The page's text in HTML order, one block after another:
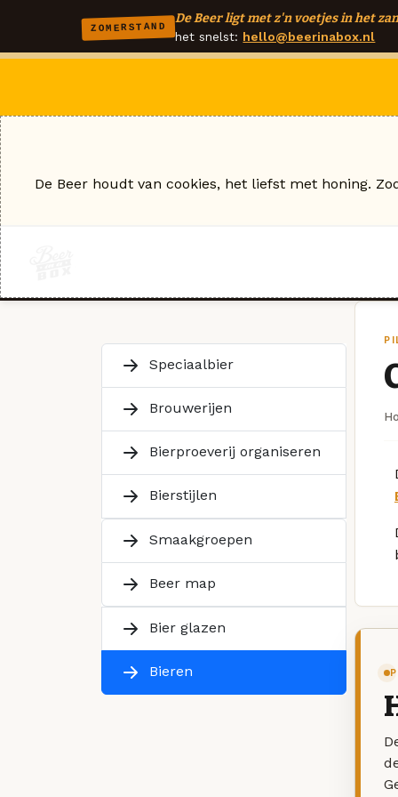
ZOMERSTAND
De Beer ligt met z'n voetjes in het
het snelst: hello@beerinabox.nl
Speciaalbier
Brouwerijen
Bierproeverij organiseren
Bierstijlen
Smaakgroepen
Beer map
Bier glazen
Bieren
De Beer houdt van cookies, het liefst met honing.